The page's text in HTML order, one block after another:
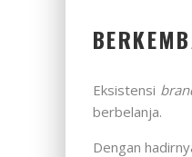
Eksistensi
berbelanja.
Dengan